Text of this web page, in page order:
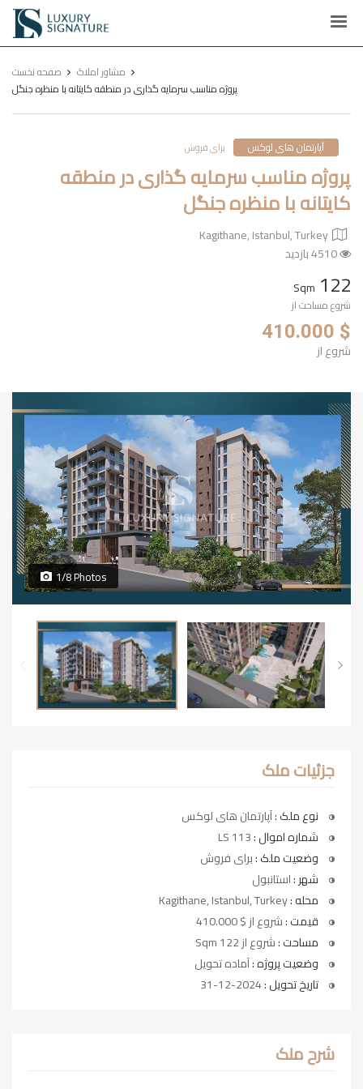
Luxury
Signature
صفحه نخست
مشاور املاک
پروژه مناسب سرمایه گذاری در منطقه کایتانه با منظره جنگل
آپارتمان های لوکس برای فروش
پروژه مناسب سرمایه گذاری در منطقه
کایتانه با منظره جنگل
Kagithane, Istanbul, Turkey
122
Sqm
شروع مساحت از
$ 410.000
شروع از
1/8 Photos
جزئیات ملک
نوع ملک :آپارتمان های لوکس
شماره اموال :
وضعیت ملک :برای فروش
شهر :استانبول
محله :Kagithane, Istanbul, Turkey
قیمت :شروع از $ 410.000
مساحت :شروع از 122 Sqm
وضعیت پروژه :آماده تحویل
تاریخ تحویل :2024-12-31
شرح ملک